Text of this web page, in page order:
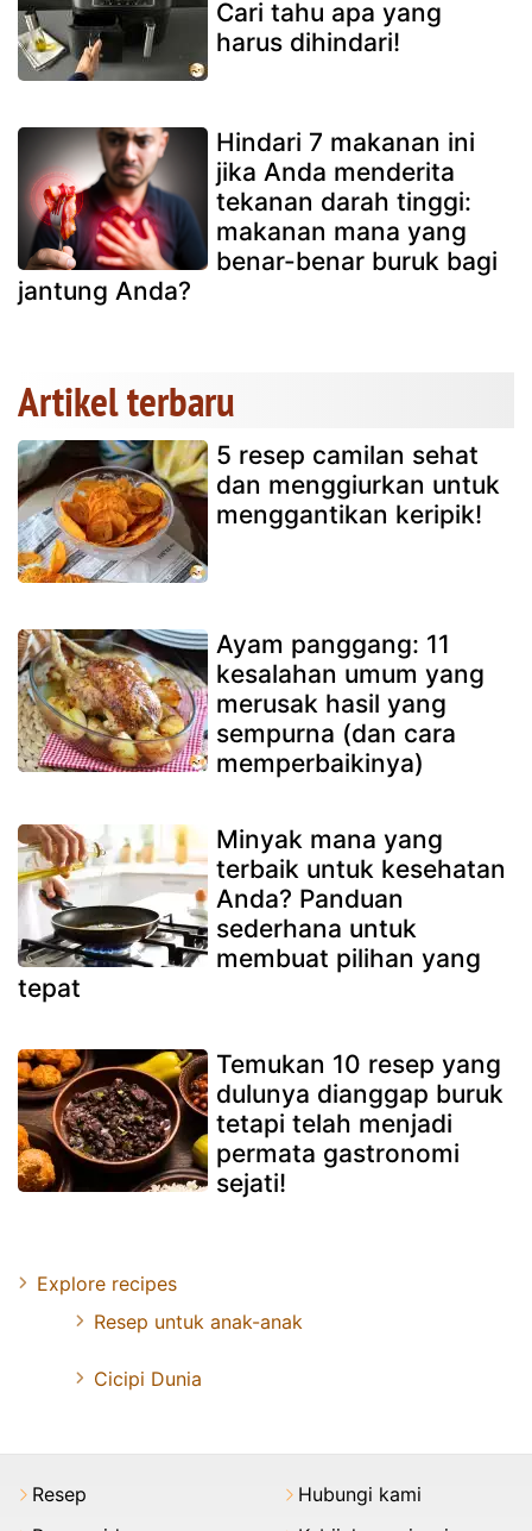
Cari tahu apa yang
harus dihindari!
Hindari 7 makanan ini
jika Anda menderita
tekanan darah tinggi:
makanan mana yang
benar-benar buruk bagi
jantung Anda?
Artikel terbaru
5 resep camilan sehat
dan menggiurkan untuk
menggantikan keripik!
Ayam panggang: 11
kesalahan umum yang
merusak hasil yang
sempurna (dan cara
memperbaikinya)
Minyak mana yang
terbaik untuk kesehatan
Anda? Panduan
sederhana untuk
membuat pilihan yang
tepat
Temukan 10 resep yang
dulunya dianggap buruk
tetapi telah menjadi
permata gastronomi
sejati!
Explore recipes
Resep untuk anak-anak
Cicipi Dunia
Resep
Hubungi kami